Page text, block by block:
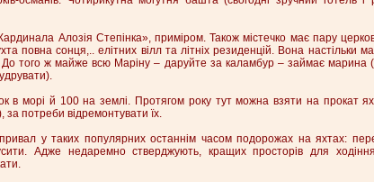
Алозія Степінка», приміром. Також містечко має пару
повна сонця,.. елітних вілл та літніх резиденцій. Вона настільки
того ж майже всю Маріну – даруйте за каламбур – займає марина
в морі й 100 на землі. Протягом року тут можна взяти на прокат
потреби відремонтувати їх.
у таких популярних останнім часом подорожах на яхтах:
Адже недаремно стверджують, кращих просторів для